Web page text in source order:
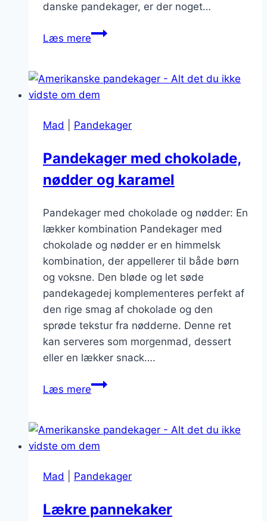
danske pandekager, er der noget…
Læs merePandekager
brunchfest
Mad Pandekager
Pandekager med chokolade,
nødder og karamel
Pandekager med chokolade og nødder: En
lækker kombination Pandekager med
chokolade og nødder er en himmelsk
kombination, der appellerer til både børn
og voksne. Den bløde og let søde
pandekagedej komplementeres perfekt af
den rige smag af chokolade og den
sprøde tekstur fra nødderne. Denne ret
kan serveres som morgenmad, dessert
eller en lækker snack….
Læs merePandekager
nødder
og
Mad
Pandekager
Lækre pannekaker